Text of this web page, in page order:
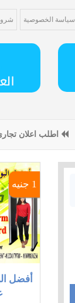
سياسة الخصوصية
اطلب اعلان
1 جنيه
أفضل